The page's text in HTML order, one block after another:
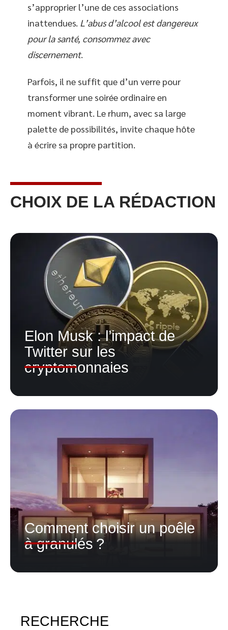
s’approprier l’une de ces associations
inattendues. L’abus d’alcool est dangereux
pour la santé, consommez avec
discernement.
Parfois, il ne suffit que d’un verre pour
transformer une soirée ordinaire en
moment vibrant. Le rhum, avec sa large
palette de possibilités, invite chaque hôte
à écrire sa propre partition.
CHOIX DE LA RÉDACTION
Elon Musk : l’impact de
Twitter sur les
cryptomonnaies
Comment choisir un poêle
à granulés ?
RECHERCHE